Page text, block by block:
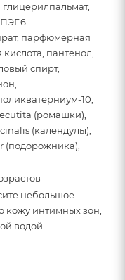
6
парфюмерная
пантенол,
спирт,
10,
(ромашки),
(календулы),
(подорожника),
небольшое
кожу интимных зон,
водой.